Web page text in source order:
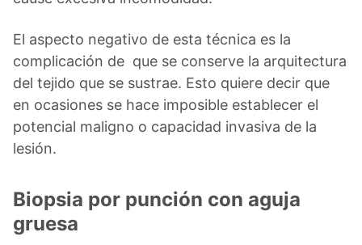
El aspecto negativo de esta técnica es la
complicación de que se conserve la arquitectura
del tejido que se sustrae. Esto quiere decir que
en ocasiones se hace imposible establecer el
potencial maligno o capacidad invasiva de la
lesión.
Biopsia por punción con aguja
gruesa